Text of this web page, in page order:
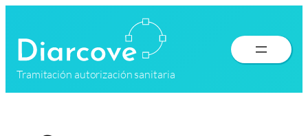
contenido
Tramitación autorización sanitaria